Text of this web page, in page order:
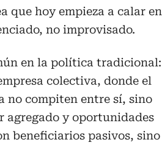
que hoy empieza a calar en
no improvisado.
en la política tradicional:
colectiva, donde el
no compiten entre sí, sino
agregado y oportunidades
beneficiarios pasivos, sino